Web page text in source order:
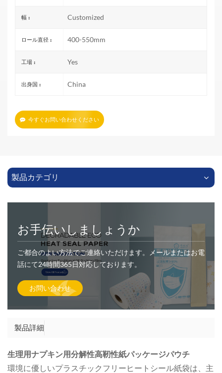
幅 : Customized
ロール直径 : 400-550mm
工場 : Yes
出身国 : China
今すぐお問い合わせください
製品カテゴリ
お手伝いしましょうか
ご都合のよい方法でご連絡いただけます。メールまたはお電
話にて24時間365日対応しております。
お問い合わせ
製品詳細
生理用ナプキン用分解性高靭性紙パッケージパウチ
環境に優しいプラスチックフリーヒートシール紙袋は、主